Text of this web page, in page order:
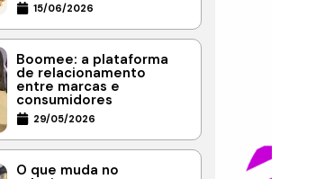
15/06/2026
Boomee: a plataforma
de relacionamento
entre marcas e
consumidores
29/05/2026
O que muda no